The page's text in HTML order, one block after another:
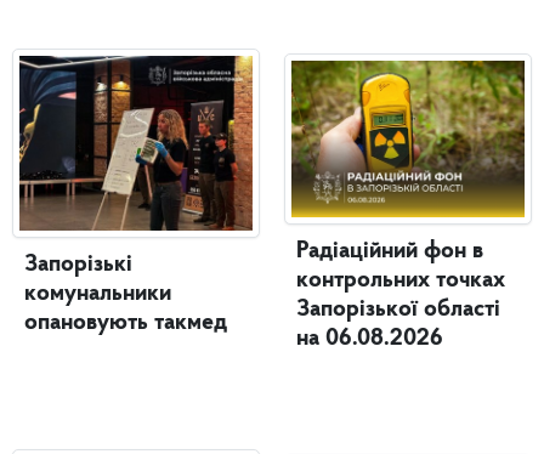
Запорізькі
комунальники
опановують такмед
Радіаційний фон в
контрольних точках
Запорізької області
на 06.08.2026